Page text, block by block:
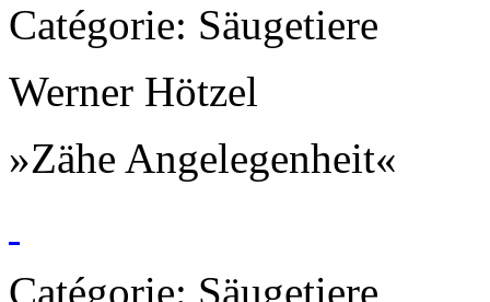
Catégorie: Säugetiere
Werner Hötzel
»Zähe Angelegenheit«
Catégorie: Säugetiere